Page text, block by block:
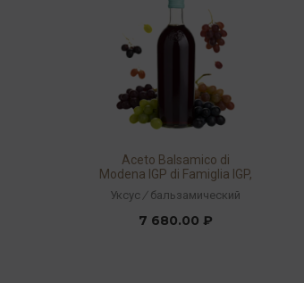
Aceto Balsamico di
Modena IGP di Famiglia IGP,
6 % acidity
Уксус / бальзамический
7 680.00 ₽